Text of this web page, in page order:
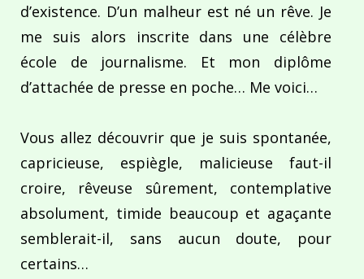
d’existence. D’un malheur est né un rêve. Je
me suis alors inscrite dans une célèbre
école de journalisme. Et mon diplôme
d’attachée de presse en poche… Me voici…
Vous allez découvrir que je suis spontanée,
capricieuse, espiègle, malicieuse faut-il
croire, rêveuse sûrement, contemplative
absolument, timide beaucoup et agaçante
semblerait-il, sans aucun doute, pour
certains…